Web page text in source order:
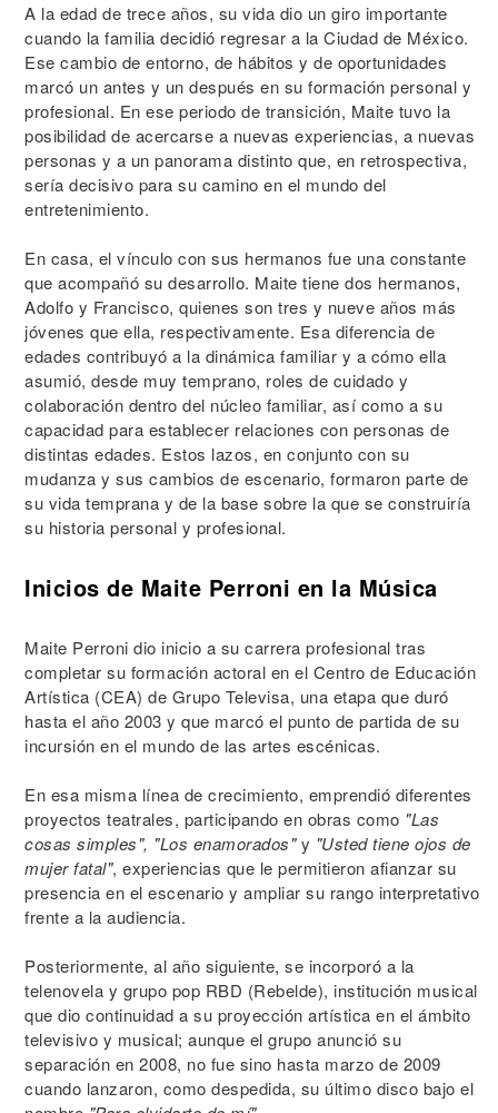
A la edad de trece años, su vida dio un giro importante
cuando la familia decidió regresar a la Ciudad de México.
Ese cambio de entorno, de hábitos y de oportunidades
marcó un antes y un después en su formación personal y
profesional. En ese periodo de transición, Maite tuvo la
posibilidad de acercarse a nuevas experiencias, a nuevas
personas y a un panorama distinto que, en retrospectiva,
sería decisivo para su camino en el mundo del
entretenimiento.
En casa, el vínculo con sus hermanos fue una constante
que acompañó su desarrollo. Maite tiene dos hermanos,
Adolfo y Francisco, quienes son tres y nueve años más
jóvenes que ella, respectivamente. Esa diferencia de
edades contribuyó a la dinámica familiar y a cómo ella
asumió, desde muy temprano, roles de cuidado y
colaboración dentro del núcleo familiar, así como a su
capacidad para establecer relaciones con personas de
distintas edades. Estos lazos, en conjunto con su
mudanza y sus cambios de escenario, formaron parte de
su vida temprana y de la base sobre la que se construiría
su historia personal y profesional.
Inicios de Maite Perroni en la Música
Maite Perroni dio inicio a su carrera profesional tras
completar su formación actoral en el Centro de Educación
Artística (CEA) de Grupo Televisa, una etapa que duró
hasta el año 2003 y que marcó el punto de partida de su
incursión en el mundo de las artes escénicas.
En esa misma línea de crecimiento, emprendió diferentes
proyectos teatrales, participando en obras como "Las
cosas simples", "Los enamorados"y "Usted tiene ojos de
mujer fatal", experiencias que le permitieron afianzar su
presencia en el escenario y ampliar su rango interpretativo
frente a la audiencia.
Posteriormente, al año siguiente, se incorporó a la
telenovela y grupo pop RBD (Rebelde), institución musical
que dio continuidad a su proyección artística en el ámbito
televisivo y musical; aunque el grupo anunció su
separación en 2008, no fue sino hasta marzo de 2009
cuando lanzaron, como despedida, su último disco bajo el